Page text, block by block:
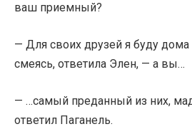
ваш приемный?
— Для своих друзей я буду
смеясь, ответила Элен, — а вы…
— …самый преданный из них,
ответил Паганель.